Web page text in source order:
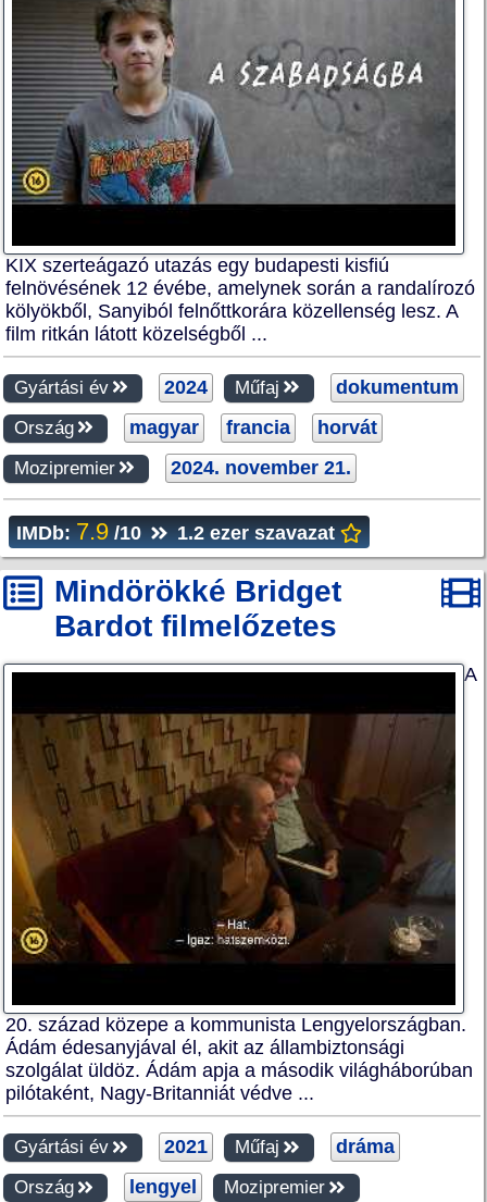
KIX szerteágazó utazás egy budapesti kisfiú
felnövésének 12 évébe, amelynek során a randalírozó
kölyökből, Sanyiból felnőttkorára közellenség lesz. A
film ritkán látott közelségből ...
Gyártási év 2024 Műfaj dokumentum
Ország magyar francia horvát
Mozipremier 2024. november 21.
IMDb: 7.9 /10 1.2 ezer szavazat
Mindörökké Bridget
Bardot filmelőzetes
A
20. század közepe a kommunista Lengyelországban.
Ádám édesanyjával él, akit az állambiztonsági
szolgálat üldöz. Ádám apja a második világháborúban
pilótaként, Nagy-Britanniát védve ...
Gyártási év 2021 Műfaj dráma
Ország lengyel Mozipremier